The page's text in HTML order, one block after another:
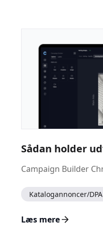
Katalogannoncer/DPA
Læs mere